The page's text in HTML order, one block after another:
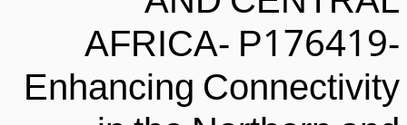
AFRICA-
Enhancing